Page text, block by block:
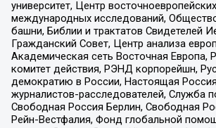
университет, Центр
международных исследований,
башни, Библии и трактатов Свидетелей
Гражданский Совет, Центр анализа
Академическая сеть Восточная Европа,
комитет действия, РЭНД корпорейшн,
демократию в России, Настоящая
журналистов-расследователей, Служба
Свободная Россия Берлин, Свободная
Рейн-Вестфалия, Фонд глобальной